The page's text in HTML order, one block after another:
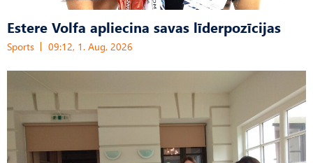
Estere Volfa apliecina savas līderpozīcijas
Sports 09:12, 1. Aug, 2026